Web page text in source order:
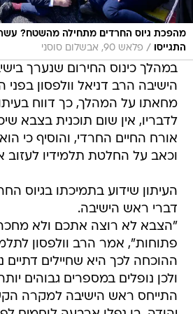
מהפכת גיוס החרדים מתחילה מהשטח?
התגייסו
/ פלאש 90, אבשלום סוסני
במהלך כינוס החירום שנערך
הישיבה הרב דניאל וולפסון
מחאתו על המהלך, כך דווח
לדבריו, אין שום תוכנית בצבא
אורח החיים החרדי, והוסיף כי
וכאב על החלטת תלמידיו לעזוב
העיתון שידוע בתמיכתו בגיוס
דברי ראש הישיבה.
"הצבא לא רוצה אתכם ולא מחכה
פתוחות", אמר הרב וולפסון
ההוכחה לכך היא שחיילים דתיים
ולכן נופלים במספרים גבוהים
התייחס ראש הישיבה למקרה